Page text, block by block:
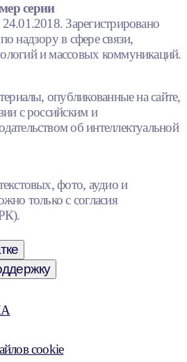
серии
Зарегистрировано
надзору в сфере связи,
и массовых коммуникаций.
опубликованные на сайте,
с российским и
об интеллектуальной
фото, аудио и
только с согласия
cookie